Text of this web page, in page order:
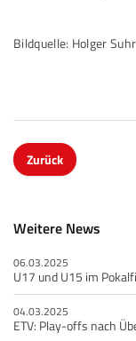
Bildquelle: Holger Suhr
Zurück
Weitere News
06.03.2025
U17 und U15 im
04.03.2025
ETV: Play-offs nach